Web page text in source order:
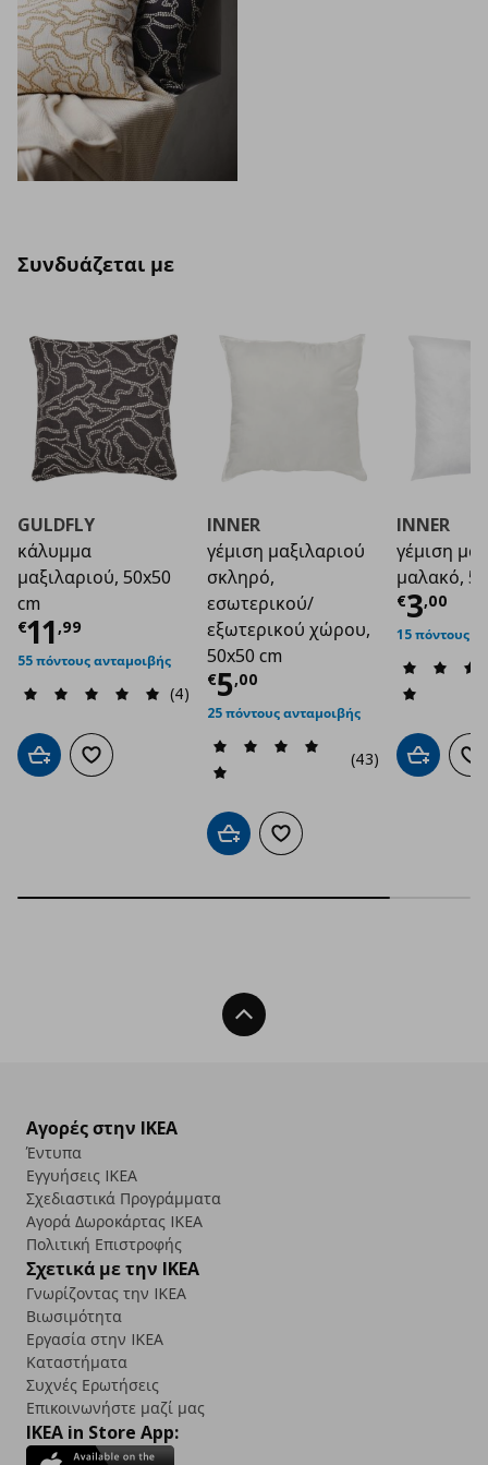
Συνδυάζεται με
GULDFLY
κάλυμμα
μαξιλαριού, 50x50
cm
€11 ,99
Τρέχουσα τιμή€ 11,99
55 πόντους ανταμοιβής
(4)
Προσθήκη στο καλάθι
Προσθήκη στα αγαπημένα
INNER
γέμιση μαξιλαριού
σκληρό,
εσωτερικού/
εξωτερικού χώρου,
50x50 cm
€5,00
Τρέχουσα τιμή€
25 πόντους ανταμοιβής
(43)
Προσθήκη στο καλάθι
Προσθήκη στα αγαπημένα
INNER
γέμιση
μαλακό,
€3,00
15 πόντους
Προσθήκη
Back To Top
Αγορές στην IKEA
Έντυπα
Εγγυήσεις IKEA
Σχεδιαστικά Προγράμματα
Αγορά Δωρoκάρτας IKEA
Πολιτική Επιστροφής
Σχετικά με την IKEA
Γνωρίζοντας την IKEA
Βιωσιμότητα
Εργασία στην IKEA
Καταστήματα
Συχνές Ερωτήσεις
Επικοινωνήστε μαζί μας
IKEA in Store App: